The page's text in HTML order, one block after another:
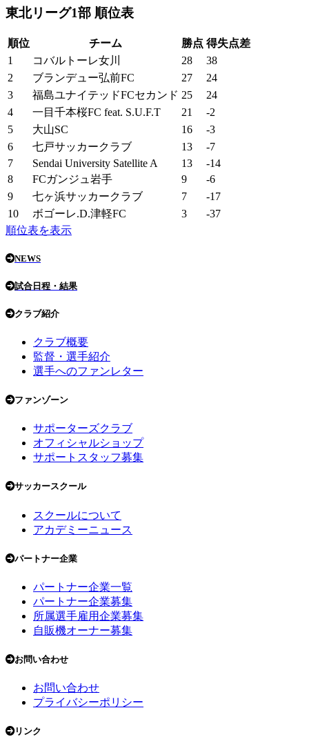
東北リーグ1部 順位表
順位 チーム 勝点 得失点差
1
コバルトーレ女川 28
38
2
ブランデュー弘前FC 27
24
3
福島ユナイテッドFCセカンド 25
24
4
一目千本桜FC feat. S.U.F.T 21
-2
5
大山SC 16
-3
6
七戸サッカークラブ 13
-7
7
Sendai University Satellite A 13
-14
8
FCガンジュ岩手 9
-6
9
七ヶ浜サッカークラブ 7
-17
10
ボゴーレ.D.津軽FC 3
-37
順位表を表示
NEWS
試合日程・結果
クラブ紹介
クラブ概要
監督・選手紹介
選手へのファンレター
ファンゾーン
サポーターズクラブ
オフィシャルショップ
サポートスタッフ募集
サッカースクール
スクールについて
アカデミーニュース
パートナー企業
パートナー企業一覧
パートナー企業募集
所属選手雇用企業募集
自販機オーナー募集
お問い合わせ
お問い合わせ
プライバシーポリシー
リンク